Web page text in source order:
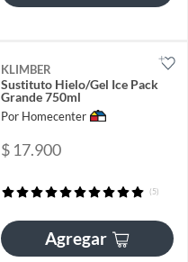
KLIMBER
Sustituto Hielo/Gel Ice Pack
Grande 750ml
Por Homecenter
$ 17.900
(5)
Agregar